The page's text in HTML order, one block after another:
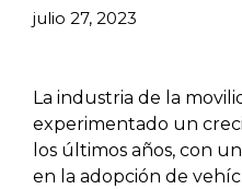
julio 27, 2023
La industria de la
experimentado un
los últimos años, con
en la adopción de